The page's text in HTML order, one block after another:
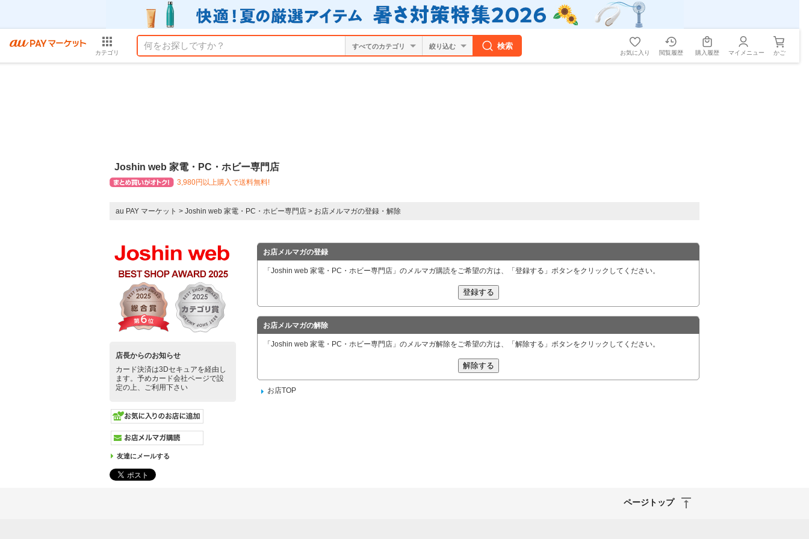
カテゴリ
絞り込む 検索
お気に入り 閲覧履歴 購入履歴 マイメニュー かご
Joshin web 家電・PC・ホビー専門店
3,980円以上購入で送料無料!
au PAY マーケット > Joshin web 家電・PC・ホビー専門店 > お店メルマガの登録・解除
お店メルマガの登録
「Joshin web 家電・PC・ホビー専門店」のメルマガ購読をご希望の方は、「登録する」ボタンをクリックしてください。
お店メルマガの解除
「Joshin web 家電・PC・ホビー専門店」のメルマガ解除をご希望の方は、「解除する」ボタンをクリックしてください。
お店TOP
店長からのお知らせ
カード決済は3Dセキュアを経由し
ます。予めカード会社ページで設
定の上、ご利用下さい
友達にメールする
ページトップ